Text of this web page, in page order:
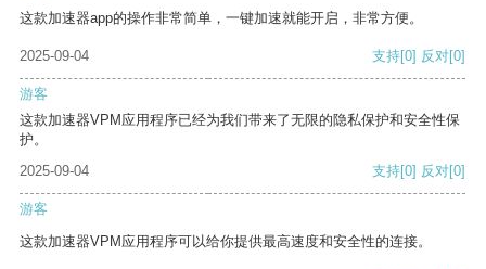
这款加速器app的操作非常简单，一键加速就能开启，非常方便。
2025-09-04 支持[0] 反对[0]
游客
这款加速器VPM应用程序已经为我们带来了无限的隐私保护和安全性保
护。
2025-09-04
支持[0] 反对[0]
游客
这款加速器VPM应用程序可以给你提供最高速度和安全性的连接。